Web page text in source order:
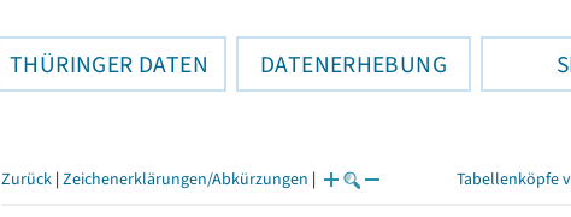
THÜRINGER DATEN DATENERHEBUNG
Zurück | Zeichenerklärungen/Abkürzungen | Tabellenköpfe